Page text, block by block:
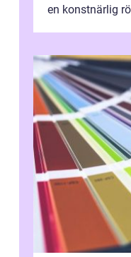
en konstnärlig